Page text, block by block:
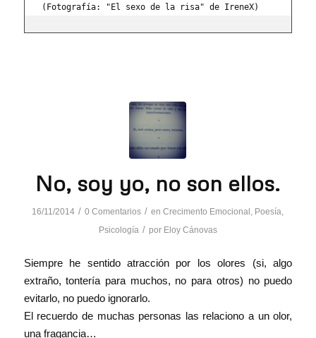
(Fotografía: "El sexo de la risa" de IreneX)
No, soy yo, no son ellos.
16/11/2014 / 0 Comentarios / enCrecimento Emocional , Poesía,
Psicología / por Eloy Cánovas
Siempre he sentido atracción por los olores (si, algo
extraño, tontería para muchos, no para otros) no puedo
evitarlo, no puedo ignorarlo.
El recuerdo de muchas personas las relaciono a un olor,
una fragancia…